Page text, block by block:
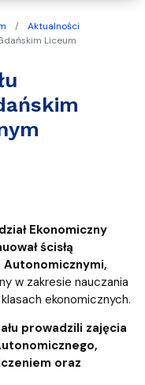
Aktualności
Liceum
Ekonomiczny
ścisłą
Autonomicznymi,
w zakresie nauczania
ekonomicznych.
prowadzili zajęcia
oraz